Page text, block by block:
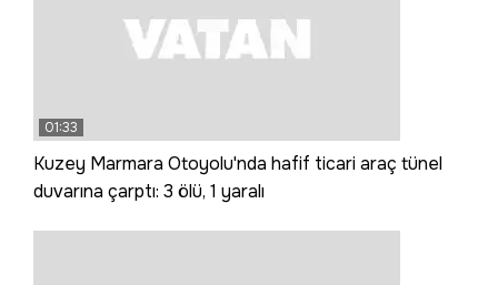
01:33
Kuzey Marmara Otoyolu'nda hafif ticari araç tünel
duvarına çarptı: 3 ölü, 1 yaralı